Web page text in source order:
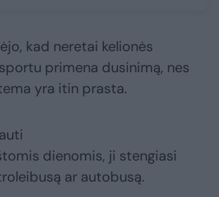
kad neretai kelionės
primena dusinimą, nes
yra itin prasta.
dienomis, ji stengiasi
ar autobusą.